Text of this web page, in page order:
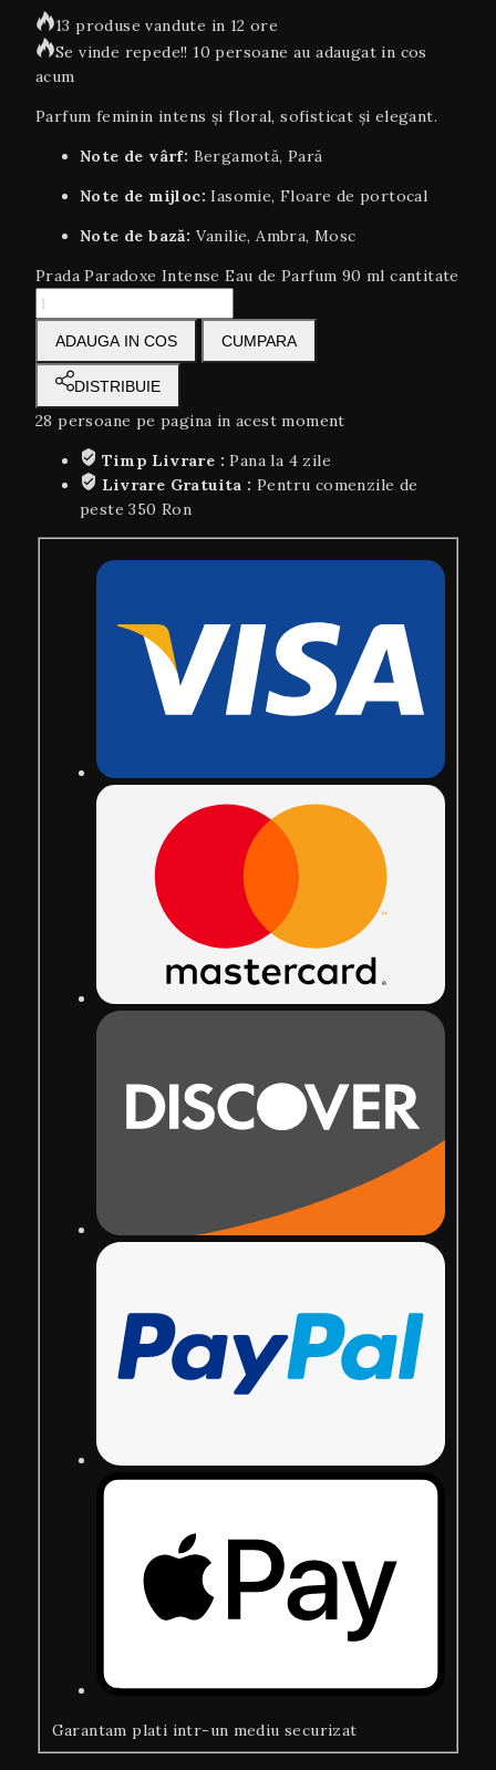
13 produse vandute in 12 ore
Se vinde repede!! 10 persoane au adaugat in cos
acum
Parfum feminin intens și floral, sofisticat și elegant.
Note de vârf: Bergamotă, Pară
Note de mijloc: Iasomie, Floare de portocal
Note de bază: Vanilie, Ambra, Mosc
Prada Paradoxe Intense Eau de Parfum 90 ml cantitate
ADAUGA IN COS CUMPARA
DISTRIBUIE
28 persoane pe pagina in acest moment
Timp Livrare :Pana la 4 zile
Livrare Gratuita :Pentru comenzile de
peste 350 Ron
Garantam plati intr-un mediu securizat